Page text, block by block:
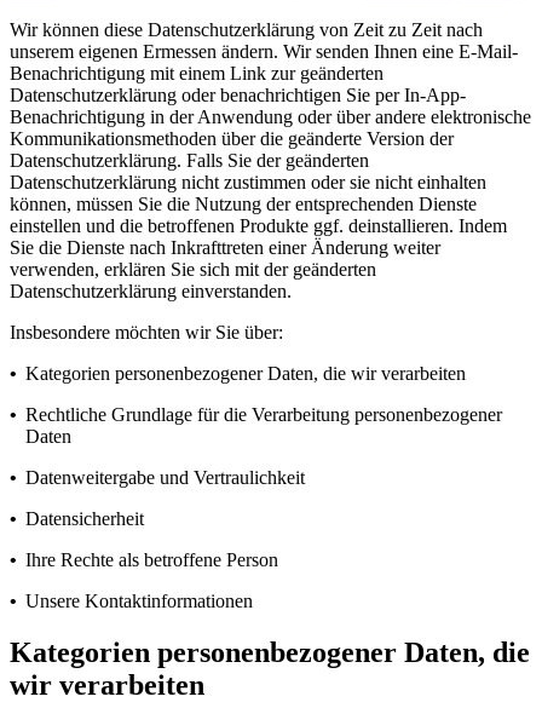
Wir können diese Datenschutzerklärung von Zeit zu Zeit nach
unserem eigenen Ermessen ändern. Wir senden Ihnen eine E-Mail-
Benachrichtigung mit einem Link zur geänderten
Datenschutzerklärung oder benachrichtigen Sie per In-App-
Benachrichtigung in der Anwendung oder über andere elektronische
Kommunikationsmethoden über die geänderte Version der
Datenschutzerklärung. Falls Sie der geänderten
Datenschutzerklärung nicht zustimmen oder sie nicht einhalten
können, müssen Sie die Nutzung der entsprechenden Dienste
einstellen und die betroffenen Produkte ggf. deinstallieren. Indem
Sie die Dienste nach Inkrafttreten einer Änderung weiter
verwenden, erklären Sie sich mit der geänderten
Datenschutzerklärung einverstanden.
Insbesondere möchten wir Sie über:
• Kategorien personenbezogener Daten, die wir verarbeiten
• Rechtliche Grundlage für die Verarbeitung personenbezogener
Daten
• Datenweitergabe und Vertraulichkeit
• Datensicherheit
• Ihre Rechte als betroffene Person
• Unsere Kontaktinformationen
Kategorien personenbezogener Daten, die
wir verarbeiten